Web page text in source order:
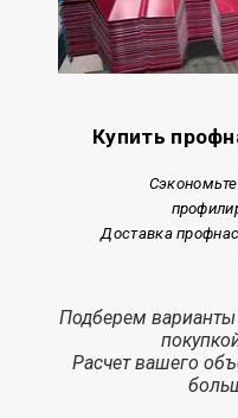
Купить
Доставка
Подберем варианты
Расчет вашего